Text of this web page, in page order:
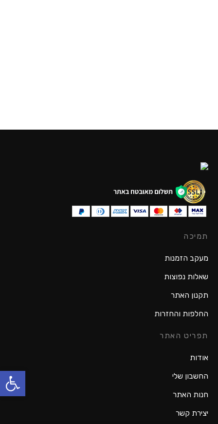
תמיכה
מעקב הזמנות
שאלות נפוצות
תקנון האתר
החלפות והחזרות
תפריט האתר
אודות
החשבון שלי
חנות האתר
יצירת קשר
פתח סרגל נגישות